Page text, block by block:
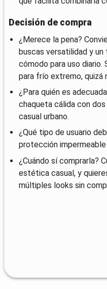
Decisión de compra
¿Merece la pena?
buscas versatilidad y
cómodo para uso diario.
para frío extremo, quizá
¿Para quién es
chaqueta cálida con
casual urbano.
¿Qué tipo de usuario
protección
¿Cuándo sí comprarla?
estética casual, y
múltiples looks sin